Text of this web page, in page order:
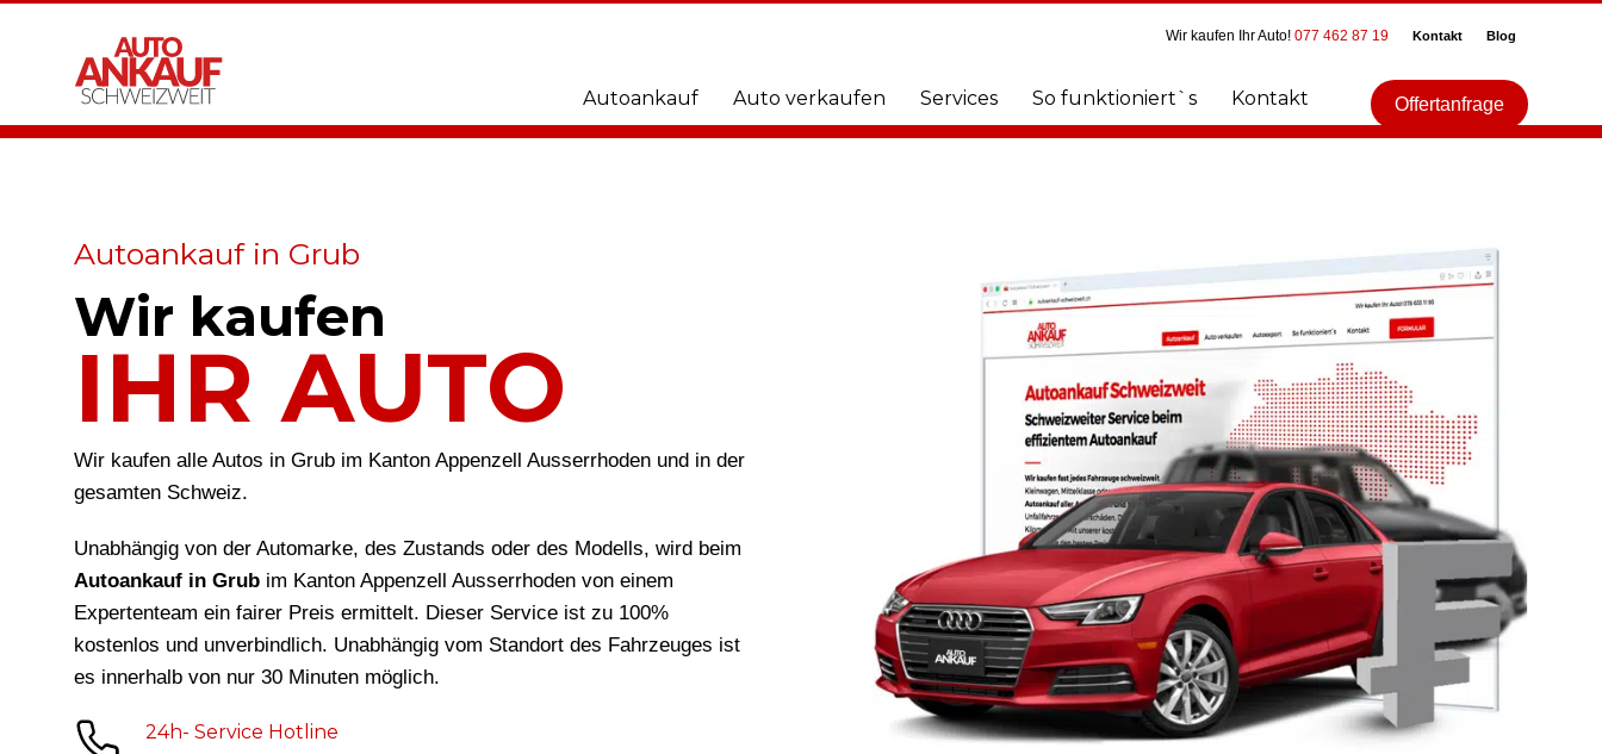
Wir kaufen Ihr Auto! 077 462 87 19 Kontakt Blog
Autoankauf Auto verkaufen Services So funktioniert`s Kontakt Offertanfrage
Autoankauf in Grub
Wir kaufen
IHR AUTO
Wir kaufen alle Autos in Grub im Kanton Appenzell Ausserrhoden und in der
gesamten Schweiz.
Unabhängig von der Automarke, des Zustands oder des Modells, wird beim
Autoankauf in Grub im Kanton Appenzell Ausserrhoden von einem
Expertenteam ein fairer Preis ermittelt. Dieser Service ist zu 100%
kostenlos und unverbindlich. Unabhängig vom Standort des Fahrzeuges ist
es innerhalb von nur 30 Minuten möglich.
24h- Service Hotline